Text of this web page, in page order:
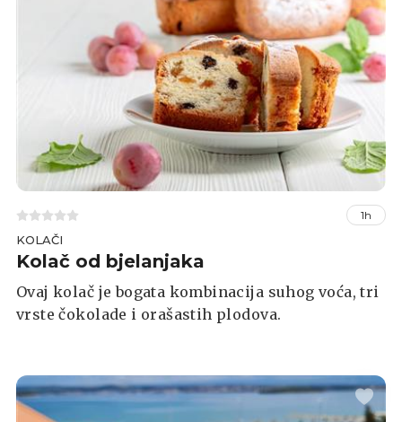
1h
KOLAČI
Kolač od bjelanjaka
Ovaj kolač je bogata kombinacija suhog voća, tri
vrste čokolade i orašastih plodova.